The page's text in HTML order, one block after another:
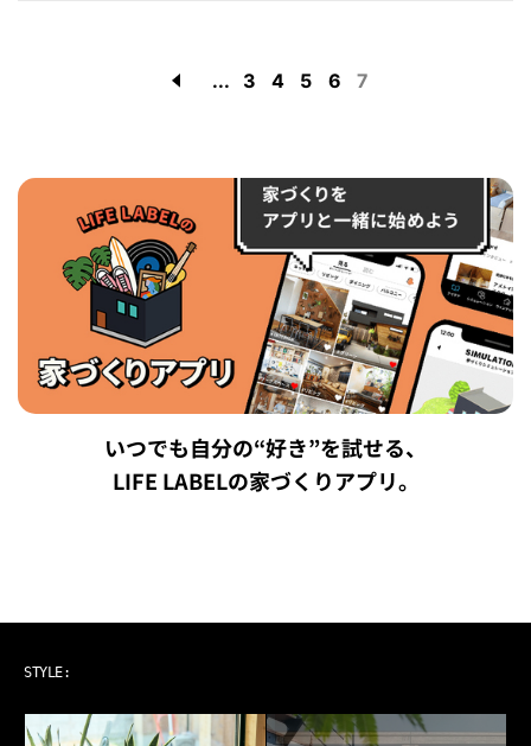
... 3 4 5 6 7
いつでも自分の“好き”を試せる、
LIFE LABELの家づくりアプリ。
STYLE: